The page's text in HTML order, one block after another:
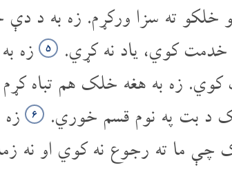
خلکو ته سزا ورکړم. زه به
خدمت کوي، یاد نه کړي.
۵
زه
کوي. زه به هغه خلک هم تباه
د بت په نوم قسم خوري.
۶
چې ما ته رجوع نه کوي او نه